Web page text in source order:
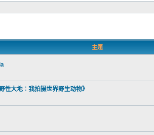
主題
大地：我拍摄世界野生动物》